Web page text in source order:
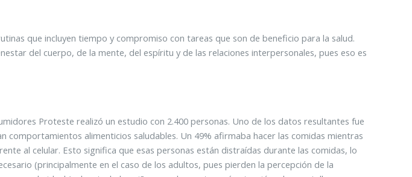
que incluyen tiempo y compromiso con tareas que son de beneficio para la salud.
del cuerpo, de la mente, del espíritu y de las relaciones interpersonales, pues eso es
Proteste realizó un estudio con 2.400 personas. Uno de los datos resultantes fue
comportamientos alimenticios saludables. Un 49% afirmaba hacer las comidas mientras
al celular. Esto significa que esas personas están distraídas durante las comidas, lo
(principalmente en el caso de los adultos, pues pierden la percepción de la